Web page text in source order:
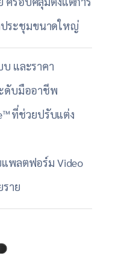
ระชุมขนาดใหญ่
และราคา
ดับมืออาชีพ
ที่ช่วยปรับแต่ง
แพลตฟอร์ม Video
าย